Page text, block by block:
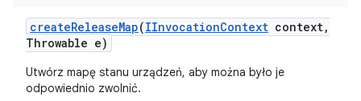
createReleaseMap(IInvocationContext context,
Throwable e)
Utwórz mapę stanu urządzeń, aby można było je
odpowiednio zwolnić.